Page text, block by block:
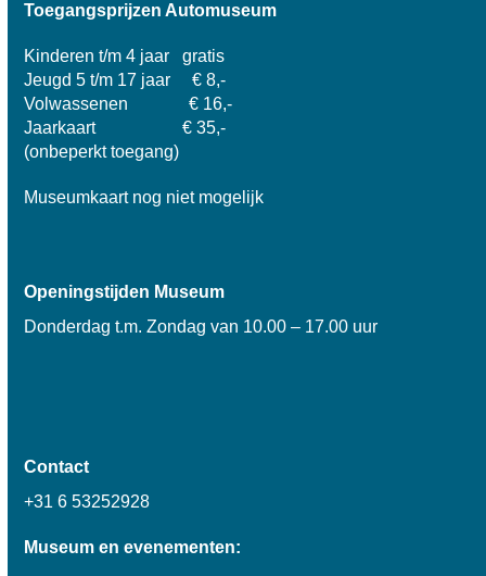
Toegangsprijzen Automuseum
Kinderen t/m 4 jaar gratis
Jeugd 5 t/m 17 jaar € 8,-
Volwassenen € 16,-
Jaarkaart € 35,-
(onbeperkt toegang)
Museumkaart nog niet mogelijk
Openingstijden Museum
Donderdag t.m. Zondag van 10.00 – 17.00 uur
Contact
+31 6 53252928
Museum en evenementen: